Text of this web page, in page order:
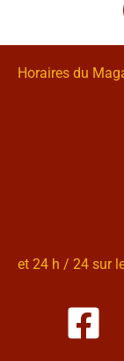
Horaires du
et 24 h / 24 sur